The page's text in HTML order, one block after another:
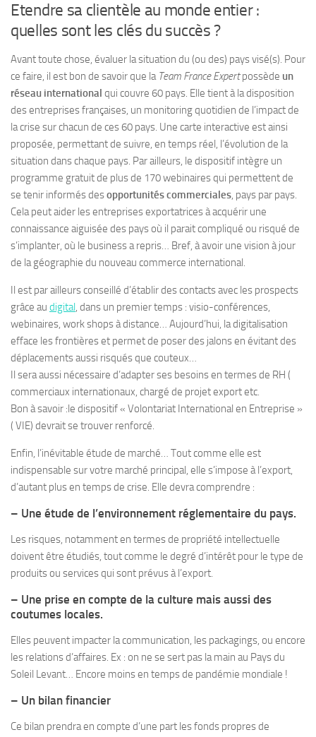
Etendre sa clientèle au monde entier :
quelles sont les clés du succès ?
Avant toute chose, évaluer la situation du (ou des) pays visé(s). Pour
ce faire, il est bon de savoir que la Team France Expertpossède un
réseau international qui couvre 60 pays. Elle tient à la disposition
des entreprises françaises, un monitoring quotidien de l’impact de
la crise sur chacun de ces 60 pays. Une carte interactive est ainsi
proposée, permettant de suivre, en temps réel, l’évolution de la
situation dans chaque pays. Par ailleurs, le dispositif intègre un
programme gratuit de plus de 170 webinaires qui permettent de
se tenir informés desopportunités commerciales, pays par pays.
Cela peut aider les entreprises exportatrices à acquérir une
connaissance aiguisée des pays où il parait compliqué ou risqué de
s’implanter, où le business a repris… Bref, à avoir une vision à jour
de la géographie du nouveau commerce international.
Il est par ailleurs conseillé d’établir des contacts avec les prospects
grâce au digital, dans un premier temps : visio-conférences,
webinaires, work shops à distance… Aujourd’hui, la digitalisation
efface les frontières et permet de poser des jalons en évitant des
déplacements aussi risqués que couteux…
Il sera aussi nécessaire d’adapter ses besoins en termes de RH (
commerciaux internationaux, chargé de projet export etc.
Bon à savoir :le dispositif « Volontariat International en Entreprise »
( VIE) devrait se trouver renforcé.
Enfin, l’inévitable étude de marché… Tout comme elle est
indispensable sur votre marché principal, elle s’impose à l’export,
d’autant plus en temps de crise. Elle devra comprendre :
– Une étude de l’environnement réglementaire du pays.
Les risques, notamment en termes de propriété intellectuelle
doivent être étudiés, tout comme le degré d’intérêt pour le type de
produits ou services qui sont prévus à l’export.
– Une prise en compte de la culture mais aussi des
coutumes locales.
Elles peuvent impacter la communication, les packagings, ou encore
les relations d’affaires. Ex : on ne se sert pas la main au Pays du
Soleil Levant… Encore moins en temps de pandémie mondiale !
– Un bilan financier
Ce bilan prendra en compte d’une part les fonds propres de